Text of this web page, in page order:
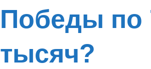
Победы по
тысяч?